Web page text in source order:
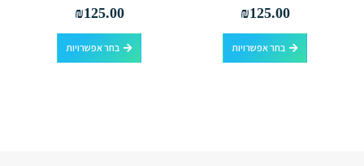
₪125.00
בחר אפשרויות
למוצר זה יש מספר סוגים. ניתן לבחור את האפשרויות בעמוד המוצר
₪125.00
בחר אפשרויות
למוצר זה יש מספר סוגים. ניתן לבחור את האפשרויות בעמוד המוצר